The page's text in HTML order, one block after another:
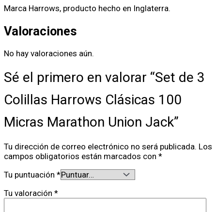
Marca Harrows, producto hecho en Inglaterra.
Valoraciones
No hay valoraciones aún.
Sé el primero en valorar “Set de 3
Colillas Harrows Clásicas 100
Micras Marathon Union Jack”
Tu dirección de correo electrónico no será publicada. Los
campos obligatorios están marcados con *
Tu puntuación *
Tu valoración *